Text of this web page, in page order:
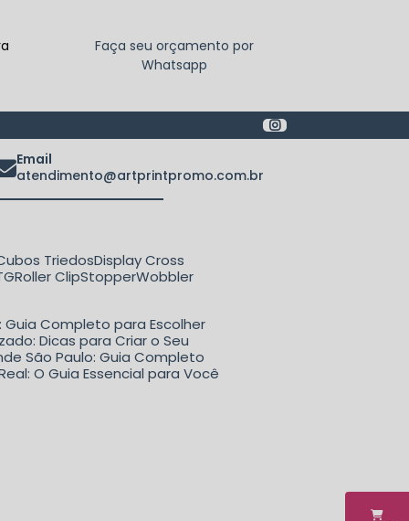
Faça seu orçamento por
Whatsapp
Email
atendimento@artprintpromo.com.br
Cubos Triedos Display Cross
Roller Clip Stopper
Wobbler
Guia Completo para Escolher
Dicas para Criar o Seu
São Paulo: Guia Completo
O Guia Essencial para Você